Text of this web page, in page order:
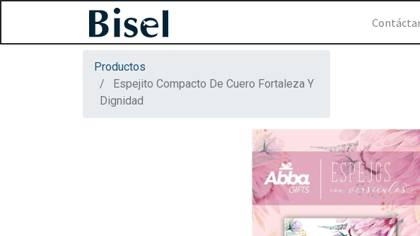
Productos
Espejito Compacto De Cuero Fortaleza Y
Dignidad